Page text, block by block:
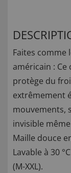
Faites comme
américain :
protège du
extrêmement
mouvements,
invisible
Maille douce
Lavable à 30
(M-XXL).